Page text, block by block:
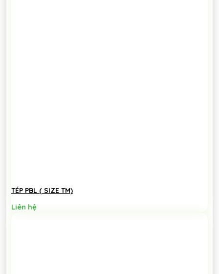
TÉP PBL ( SIZE TM)
Liên hệ